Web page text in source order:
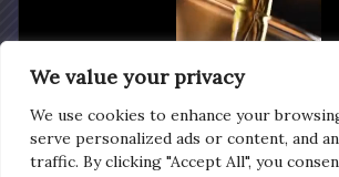
We value your privacy
We use cookies to enhance your
serve personalized ads or content, and
traffic. By clicking "Accept All", you